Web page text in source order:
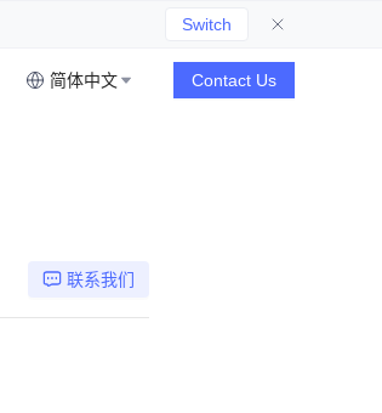
Switch
简体中文 Contact Us
联系我们